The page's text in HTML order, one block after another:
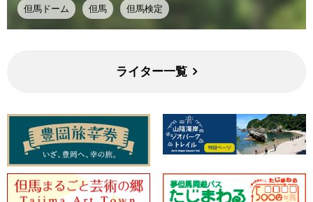
但馬ドーム 但馬 但馬検定
ライター一覧